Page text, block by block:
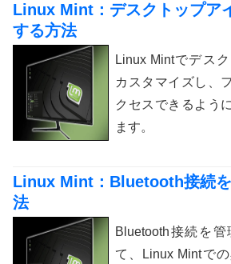
Linux Mint：デスクトップア
する方法
Linux Mintでデス
カスタマイズし、
クセスできるよう
ます。
Linux Mint：Bluetooth接続
法
Bluetooth接続を
て、Linux Mintで